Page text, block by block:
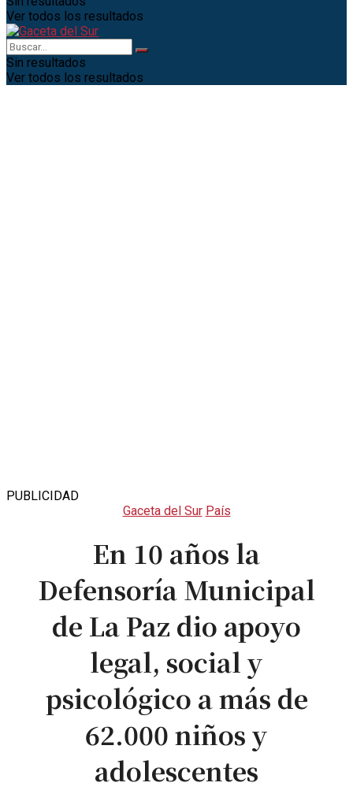
Ver todos los resultados
Sin resultados
Ver todos los resultados
PUBLICIDAD
Gaceta del Sur País
En 10 años la
Defensoría Municipal
de La Paz dio apoyo
legal, social y
psicológico a más de
62.000 niños y
adolescentes